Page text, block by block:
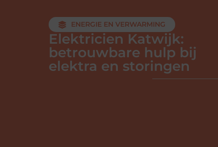
ENERGIE EN VERWARMING
Elektricien Katwijk:
betrouwbare hulp bij
elektra en storingen